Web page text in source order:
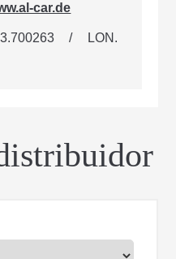
car.de
/ LON.